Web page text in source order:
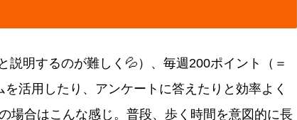
明するのが難しく💦）、毎週200ポイント（＝
活用したり、アンケートに答えたりと効率よく
場合はこんな感じ。普段、歩く時間を意図的に長